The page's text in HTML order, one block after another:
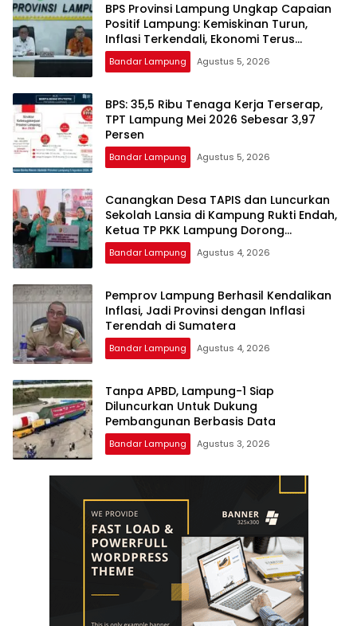
BPS Provinsi Lampung Ungkap Capaian
Positif Lampung: Kemiskinan Turun,
Inflasi Terkendali, Ekonomi Terus
Tumbuh
Bandar Lampung Agustus 5, 2026
BPS: 35,5 Ribu Tenaga Kerja Terserap,
TPT Lampung Mei 2026 Sebesar 3,97
Persen
Bandar Lampung Agustus 5, 2026
Canangkan Desa TAPIS dan Luncurkan
Sekolah Lansia di Kampung Rukti Endah,
Ketua TP PKK Lampung Dorong
Pembangunan SDM Dimulai dari Desa
Bandar Lampung Agustus 4, 2026
Pemprov Lampung Berhasil Kendalikan
Inflasi, Jadi Provinsi dengan Inflasi
Terendah di Sumatera
Bandar Lampung Agustus 4, 2026
Tanpa APBD, Lampung-1 Siap
Diluncurkan Untuk Dukung
Pembangunan Berbasis Data
Bandar Lampung Agustus 3, 2026